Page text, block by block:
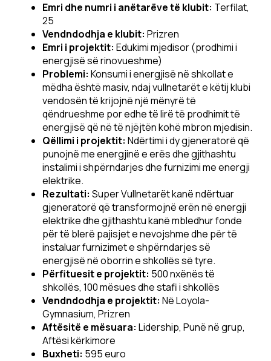
Emri dhe numri i anëtarëve të klubit: Terfilat,
25
Vendndodhja e klubit: Prizren
Emri i projektit: Edukimi mjedisor (prodhimi i
energjisë së rinovueshme)
Problemi: Konsumi i energjisë në shkollat e
mëdha është masiv, ndaj vullnetarët e këtij klubi
vendosën të krijojnë një mënyrë të
qëndrueshme por edhe të lirë të prodhimit të
energjisë që në të njëjtën kohë mbron mjedisin.
Qëllimi i projektit: Ndërtimi i dy gjeneratorë që
punojnë me energjinë e erës dhe gjithashtu
instalimi i shpërndarjes dhe furnizimi me energji
elektrike.
Rezultati: Super Vullnetarët kanë ndërtuar
gjeneratorë që transformojnë erën në energji
elektrike dhe gjithashtu kanë mbledhur fonde
për të blerë pajisjet e nevojshme dhe për të
instaluar furnizimet e shpërndarjes së
energjisë në oborrin e shkollës së tyre.
Përfituesit e projektit: 500 nxënës të
shkollës, 100 mësues dhe stafi i shkollës
Vendndodhja e projektit: Në Loyola-
Gymnasium, Prizren
Aftësitë e mësuara: Lidership, Punë në grup,
Aftësi kërkimore
Buxheti: 595 euro